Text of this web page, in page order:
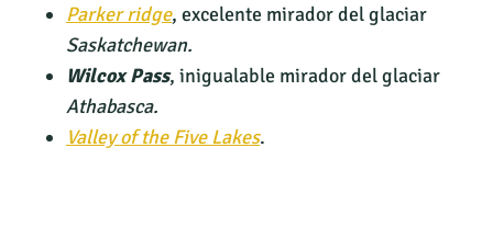
Parker ridge, excelente mirador del glaciar
Saskatchewan.
Wilcox Pass, inigualable mirador del glaciar
Athabasca.
Valley of the Five Lakes.